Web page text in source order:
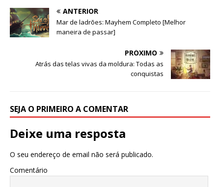
ANTERIOR
Mar de ladrões: Mayhem Completo [Melhor
maneira de passar]
PRÓXIMO
Atrás das telas vivas da moldura: Todas as
conquistas
SEJA O PRIMEIRO A COMENTAR
Deixe uma resposta
O seu endereço de email não será publicado.
Comentário